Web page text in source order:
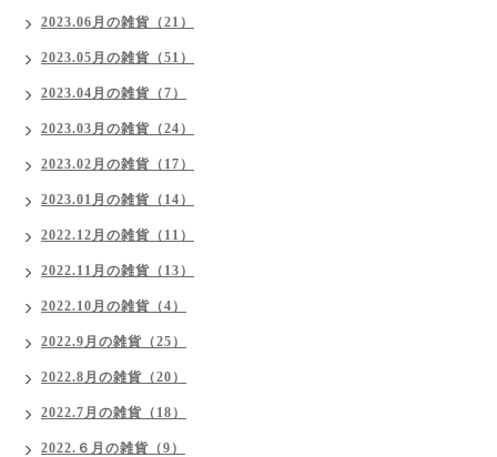
2023.06月の雑貨（21）
2023.05月の雑貨（51）
2023.04月の雑貨（7）
2023.03月の雑貨（24）
2023.02月の雑貨（17）
2023.01月の雑貨（14）
2022.12月の雑貨（11）
2022.11月の雑貨（13）
2022.10月の雑貨（4）
2022.9月の雑貨（25）
2022.8月の雑貨（20）
2022.7月の雑貨（18）
2022.６月の雑貨（9）